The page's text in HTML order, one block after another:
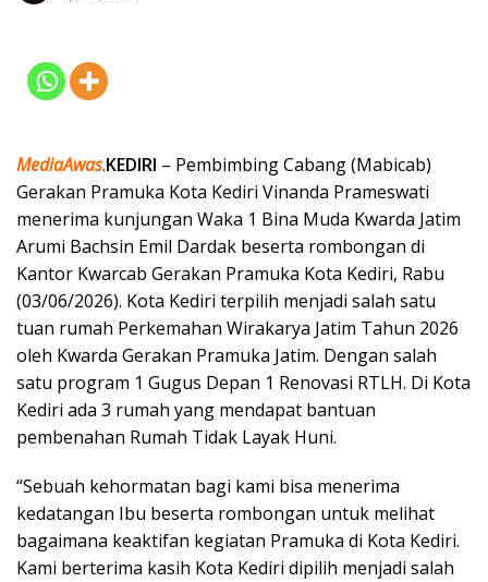
MediaAwas.KEDIRI – Pembimbing Cabang (Mabicab)
Gerakan Pramuka Kota Kediri Vinanda Prameswati
menerima kunjungan Waka 1 Bina Muda Kwarda Jatim
Arumi Bachsin Emil Dardak beserta rombongan di
Kantor Kwarcab Gerakan Pramuka Kota Kediri, Rabu
(03/06/2026). Kota Kediri terpilih menjadi salah satu
tuan rumah Perkemahan Wirakarya Jatim Tahun 2026
oleh Kwarda Gerakan Pramuka Jatim. Dengan salah
satu program 1 Gugus Depan 1 Renovasi RTLH. Di Kota
Kediri ada 3 rumah yang mendapat bantuan
pembenahan Rumah Tidak Layak Huni.
“Sebuah kehormatan bagi kami bisa menerima
kedatangan Ibu beserta rombongan untuk melihat
bagaimana keaktifan kegiatan Pramuka di Kota Kediri.
Kami berterima kasih Kota Kediri dipilih menjadi salah